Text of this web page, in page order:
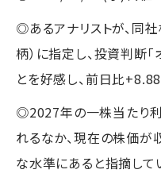
◎あるアナリストが、同
柄）に指定し、投資判断
とを好感し、前日比
◎2027年の一株当たり
れるなか、現在の株価
な水準にあると指摘して